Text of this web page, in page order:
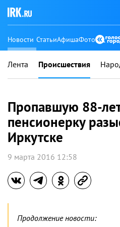
Новости СтатьиАфишаФото
Лента Происшествия
Пропавшую 88-
пенсионерку
Иркутске
9 марта 2016 12:58
Продолжение новости: